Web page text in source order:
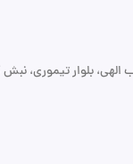
بلوار تیموری، نبش کوچه